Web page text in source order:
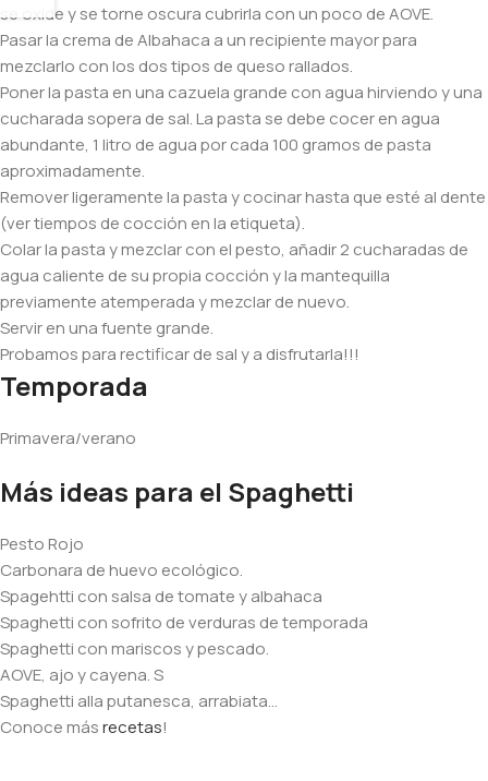
se oxide y se torne oscura cubrirla con un poco de AOVE.
Pasar la crema de Albahaca a un recipiente mayor para
mezclarlo con los dos tipos de queso rallados.
Poner la pasta en una cazuela grande con agua hirviendo y una
cucharada sopera de sal. La pasta se debe cocer en agua
abundante, 1 litro de agua por cada 100 gramos de pasta
aproximadamente.
Remover ligeramente la pasta y cocinar hasta que esté al dente
(ver tiempos de cocción en la etiqueta).
Colar la pasta y mezclar con el pesto, añadir 2 cucharadas de
agua caliente de su propia cocción y la mantequilla
previamente atemperada y mezclar de nuevo.
Servir en una fuente grande.
Probamos para rectificar de sal y a disfrutarla!!!
Temporada
Primavera/verano
Más ideas para el Spaghetti
Pesto Rojo
Carbonara de huevo ecológico.
Spagehtti con salsa de tomate y albahaca
Spaghetti con sofrito de verduras de temporada
Spaghetti con mariscos y pescado.
AOVE, ajo y cayena. S
Spaghetti alla putanesca, arrabiata…
Conoce másrecetas!